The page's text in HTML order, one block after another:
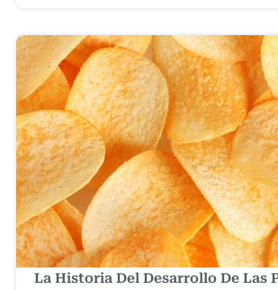
La Historia Del Desarrollo De Las